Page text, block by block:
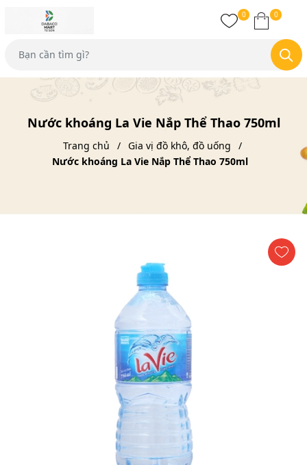
0 0
Nước khoáng La Vie Nắp Thể Thao 750ml
Trang chủ
Gia vị đồ khô, đồ uống
Nước khoáng La Vie Nắp Thể Thao 750ml